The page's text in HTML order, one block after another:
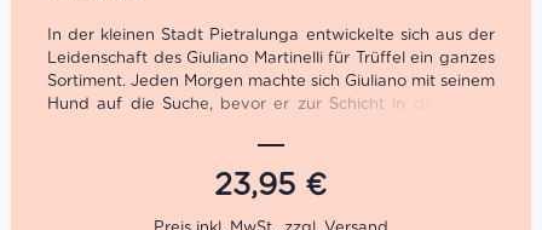
In der kleinen Stadt Pietralunga entwickelte sich aus der
Leidenschaft des Giuliano Martinelli für Trüffel ein ganzes
Sortiment. Jeden Morgen machte sich Giuliano mit seinem
Hund auf die Suche, bevor er zur Schicht in die Fabrik
bekam auf Trüffel Messen die gebührende
Aufmerksamkeit. 2001 öffneten schließlich die Pforten
der Giuliano Tartufi Srl.23,95 €